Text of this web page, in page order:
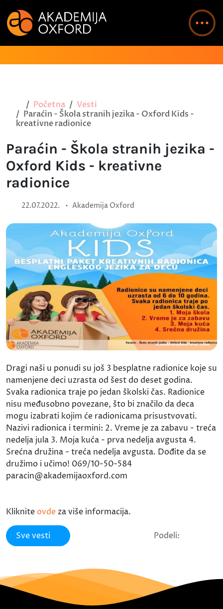
Početna
Vesti
Paraćin - Škola stranih jezika - Oxford Kids -
kreativne radionice
Paraćin - Škola stranih jezika -
Oxford Kids - kreativne
radionice
22.07.2022. • Akademija Oxford
Dragi naši u ponudi su još 3 besplatne radionice koje su
namenjene deci uzrasta od šest do deset godina.
Svaka radionica traje po jedan školski čas. Radionice
nisu međusobno povezane, što bi značilo da deca
mogu izabrati kojim će radionicama prisustvovati.
Nazivi radionica i termini: 2. Vreme je za zabavu - treća
nedelja jula 3. Moja kuća - prva nedelja avgusta 4.
Srećna družina - treća nedelja avgusta. Dođite da se
družimo i učimo! 069/10-50-584
paracin@akademijaoxford.com
Kliknite ovde za više informacija.
Sve vesti Podeli: